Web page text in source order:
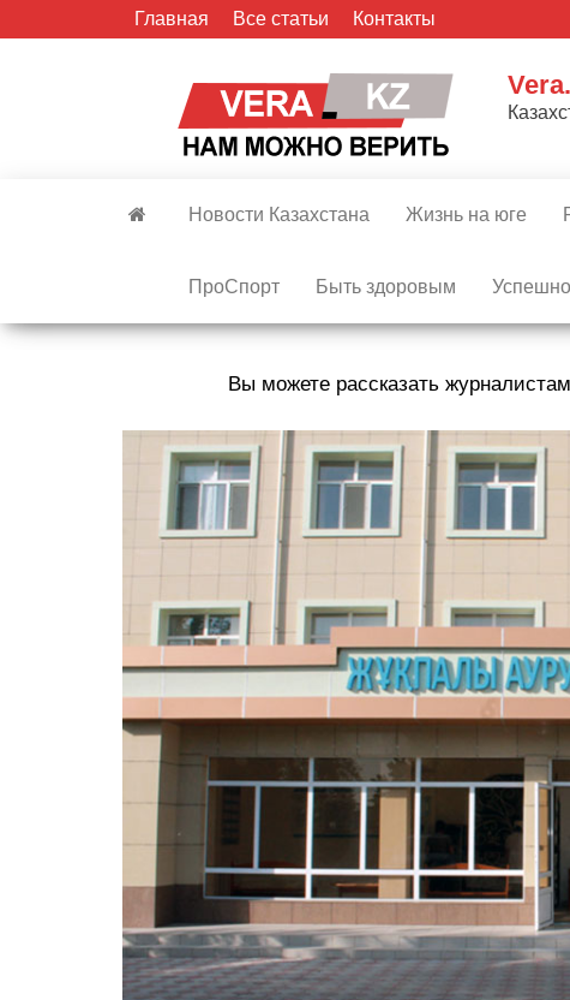
Главная Все статьи Контакты
Новости Казахстана Жизнь на юге
ПроСпорт Быть здоровым
Вы можете рассказать